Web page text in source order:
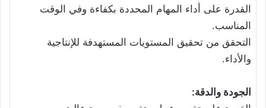
القدرة على أداء المهام المحددة بكفاءة وفي الوقت
المناسب.
التحقق من تحقيق المستويات المستهدفة للإنتاجية
والأداء.
الجودة والدقة: